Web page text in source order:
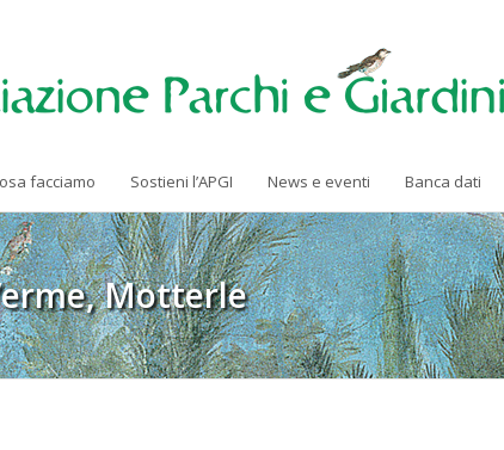
facciamo Sostieni l’APGI News e eventi Banca dati
Motterle